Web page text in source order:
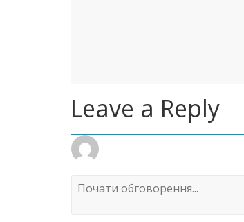
Leave a Reply